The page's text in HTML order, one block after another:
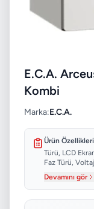
E.C.A.
Kombi
Marka:E.C.A.
Ürün
Türü, LCD
Faz Türü,
Devamını gör